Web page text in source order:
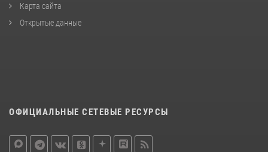
Карта сайта
Открытые данные
ОФИЦИАЛЬНЫЕ СЕТЕВЫЕ РЕСУРСЫ